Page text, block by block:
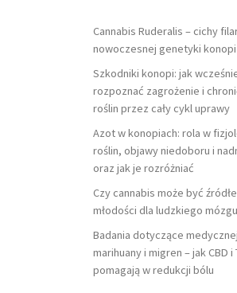
Cannabis Ruderalis – cichy
nowoczesnej genetyki konopi
Szkodniki konopi: jak
rozpoznać zagrożenie i
roślin przez cały cykl uprawy
Azot w konopiach: rola w
roślin, objawy niedoboru i
oraz jak je rozróżniać
Czy cannabis może być
młodości dla ludzkiego
Badania dotyczące medycznej
marihuany i migren – jak CBD i
pomagają w redukcji bólu